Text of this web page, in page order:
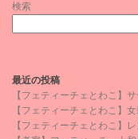
検索
最近の投稿
【フェティーチェとわこ】
【フェティーチェとわこ】
【フェティーチェとわこ】